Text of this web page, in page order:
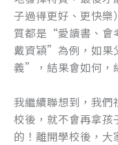
子過得更好、更快樂
質都是“愛讀書、
戴資穎”為例，如果
義”，結果會如何，
我繼續聯想到，我們
校後，就不會再拿孩
的！離開學校後，